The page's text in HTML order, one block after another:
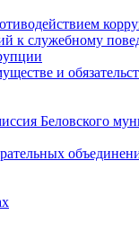
к служебному
и
Беловского